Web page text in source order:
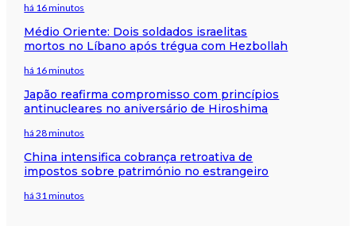
há 16 minutos
Médio Oriente: Dois soldados israelitas
mortos no Líbano após trégua com Hezbollah
há 16 minutos
Japão reafirma compromisso com princípios
antinucleares no aniversário de Hiroshima
há 28 minutos
China intensifica cobrança retroativa de
impostos sobre património no estrangeiro
há 31 minutos